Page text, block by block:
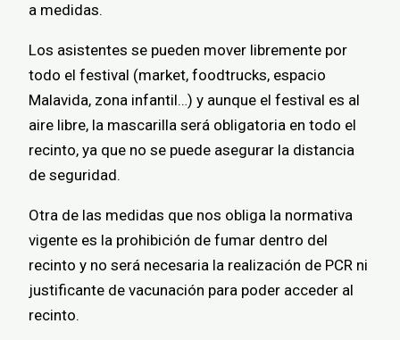
a medidas.
Los asistentes se pueden mover libremente por
todo el festival (market, foodtrucks, espacio
Malavida, zona infantil…) y aunque el festival es al
aire libre, la mascarilla será obligatoria en todo el
recinto, ya que no se puede asegurar la distancia
de seguridad.
Otra de las medidas que nos obliga la normativa
vigente es la prohibición de fumar dentro del
recinto y no será necesaria la realización de PCR ni
justificante de vacunación para poder acceder al
recinto.